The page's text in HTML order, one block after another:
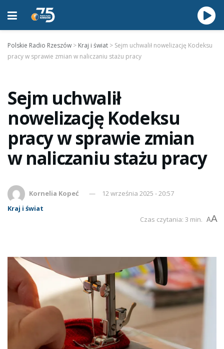
Polskie Radio Rzeszów > Kraj i świat > Sejm uchwalił nowelizację Kodeksu
pracy w sprawie zmian w naliczaniu stażu pracy
Sejm uchwalił
nowelizację Kodeksu
pracy w sprawie zmian
w naliczaniu stażu pracy
Kornelia Kopeć
12 września 2025 - 20:57
Kraj i świat
Czas czytania: 3 min. AA